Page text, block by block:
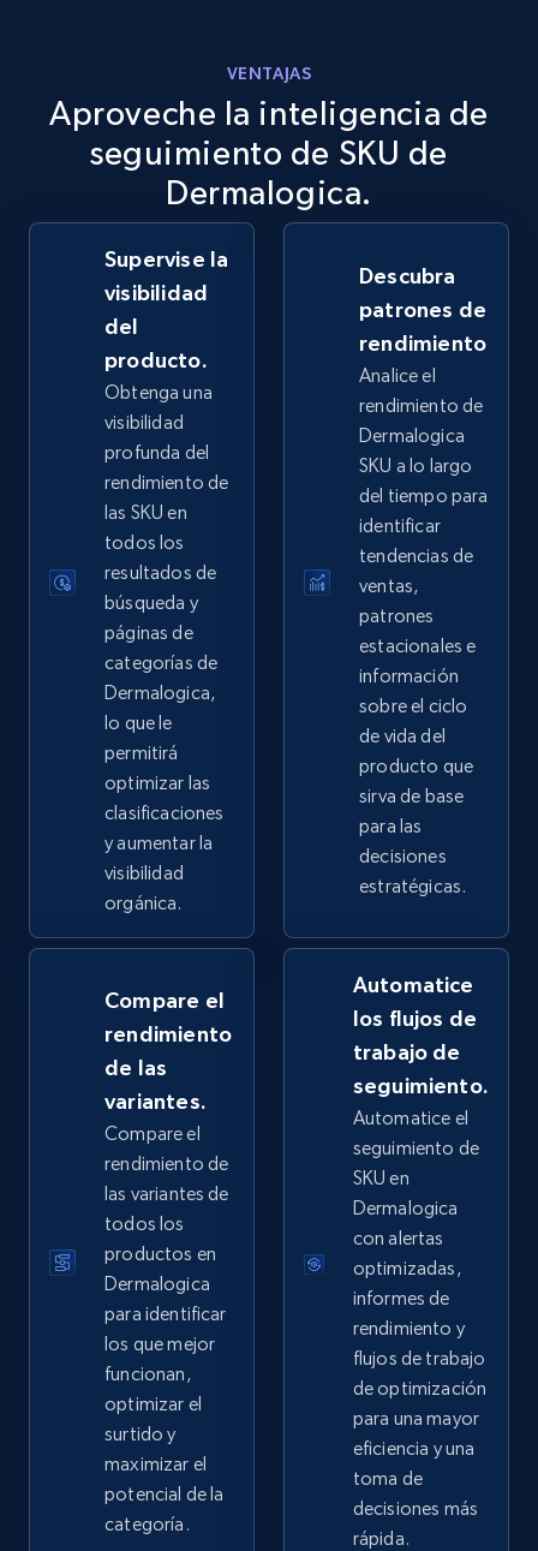
359+ Comenzar ahora
eBay - Collect records by category
URL, Product id, Title, Seller name, Seller rating,
Seller reviews, Breadcrumbs, Root category, and
more.
2.5K+ 359+ Comenzar ahora
Google Shopping
URL, Product id, Title, Product description,
Rating, Reviews count, Images, Variations, and
2.4K+ Comenzar ahora
Google Shopping - collects products from
web using keywords
URL, Product id, Title, Product description,
Rating, Reviews count, Images, Variations, and
more.
Home Depot US
URL, Domain, Country code, Model number,
Sku, Product id, Product name, Manufacturer,
and more.
2.1K+ 355+ Comenzar ahora
Home Depot US - Gather data on products
using specified keywords
URL, Domain, Country code, Model number,
Sku, Product id, Product name, Manufacturer,
and more.
2.1K+ 355+ Comenzar ahora
VENTAJAS
Aproveche la inteligencia de
seguimiento de SKU de
Dermalogica.
Supervise la
visibilidad
del
producto.
Obtenga una
visibilidad
profunda del
rendimiento de
las SKU en
todos los
resultados de
búsqueda y
páginas de
categorías de
Dermalogica,
lo que le
permitirá
optimizar las
clasificaciones
y aumentar la
visibilidad
orgánica.
Descubra
patrones de
rendimiento
Analice el
rendimiento de
Dermalogica
SKU a lo largo
del tiempo para
identificar
tendencias de
ventas,
patrones
estacionales e
información
sobre el ciclo
de vida del
producto que
sirva de base
para las
decisiones
estratégicas.
Compare el
rendimiento
de las
variantes.
Compare el
rendimiento de
las variantes de
todos los
productos en
Dermalogica
para identificar
los que mejor
funcionan,
optimizar el
surtido y
maximizar el
potencial de la
categoría.
Automatice
los flujos de
trabajo de
seguimiento.
Automatice el
seguimiento de
SKU en
Dermalogica
con alertas
optimizadas,
informes de
rendimiento y
flujos de trabajo
de optimización
para una mayor
eficiencia y una
toma de
decisiones más
rápida.